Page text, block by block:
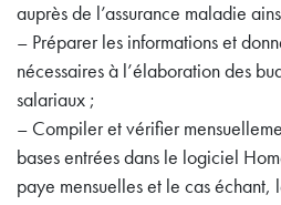
auprès de l’assurance maladie
– Préparer les informations et
nécessaires à l’élaboration des
salariaux ;
– Compiler et vérifier
bases entrées dans le logiciel
paye mensuelles et le cas échant,